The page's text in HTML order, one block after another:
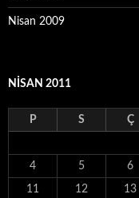
Nisan 2009
NISAN 2011
P S Ç
4 5 6
11 12 13